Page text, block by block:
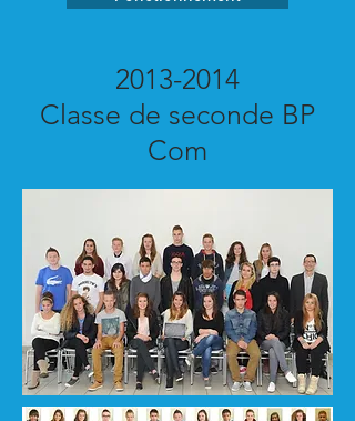
2013-2014
Classe de seconde BP
Com